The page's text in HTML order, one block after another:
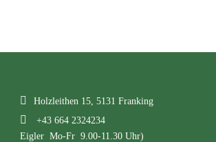
Holzleithen 15, 5131 Franking
+43 664
Eigler Mo-Fr 9.00-11.30 Uhr)